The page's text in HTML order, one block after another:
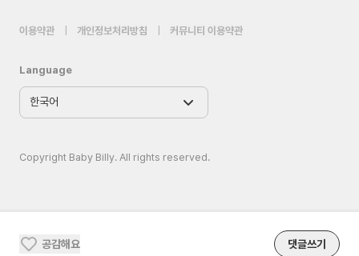
공감해요 댓글쓰기
이용약관 개인정보처리방침 커뮤니티 이용약관
Language
Copyright Baby Billy. All rights reserved.